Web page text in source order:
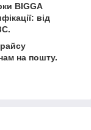
BIGGA
від
на пошту.